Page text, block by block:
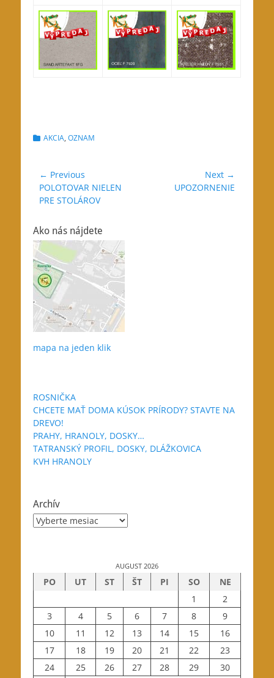
Categories
AKCIA, OZNAM
Navigácia
v
článku
← Previous
Previous
post:
POLOTOVAR NIELEN
PRE STOLÁROV
Next →
UPOZORNENIE
Ako nás nájdete
mapa na jeden klik
ROSNIČKA
CHCETE MAŤ DOMA KÚSOK PRÍRODY? STAVTE NA
DREVO!
PRAHY, HRANOLY, DOSKY…
TATRANSKÝ PROFIL, DOSKY, DLÁŽKOVICA
KVH HRANOLY
Archív
Archív
AUGUST 2026
PO UT ST ŠT PI SO
NE
1
2
3
4 5 6 7 8
9
10
11 12 13 14 15
16
17
18 19 20 21 22
23
24
25 26 27 28 29 30